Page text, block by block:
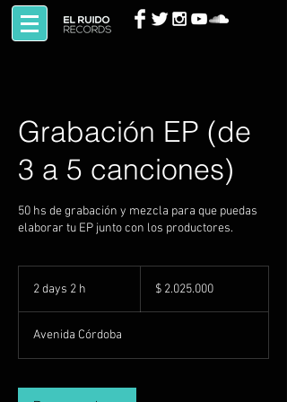
Grabación EP (de
3 a 5 canciones)
50 hs de grabación y mezcla para que puedas
elaborar tu EP junto con los productores.
2 days 2 h
y
s
pesos
argentinos
$ 2.025.000
Avenida Córdoba